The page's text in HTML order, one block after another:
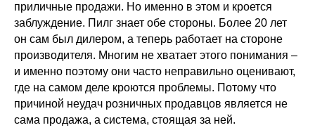
приличные продажи. Но именно в этом и кроется
заблуждение. Пилг знает обе стороны. Более 20 лет
он сам был дилером, а теперь работает на стороне
производителя. Многим не хватает этого понимания –
и именно поэтому они часто неправильно оценивают,
где на самом деле кроются проблемы. Потому что
причиной неудач розничных продавцов является не
сама продажа, а система, стоящая за ней.